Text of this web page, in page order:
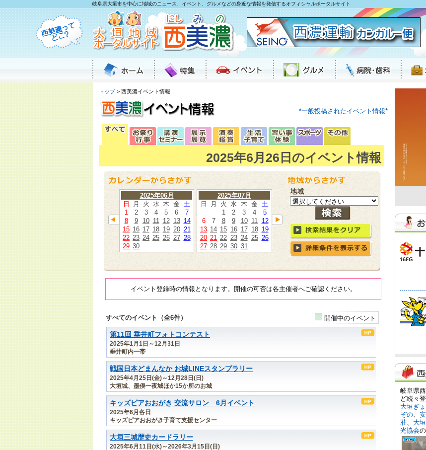
岐阜県大垣市を中心に地域のニュース、イベント、グルメなどの身近な情報を発信するオフィシャルポータルサイト
トップ> 西美濃イベント情報
*一般投稿されたイベント情報*
2025年6月26日のイベント情報
2025年06月
日
月 火 水 木 金 土
1
2 3 4 5 6
7
8
9 10 11 12 13 14
15 16 17 18 19 20 21
22 23 24 25 26 27 28
29 30
2025年07月
日
月 火 水 木 金 土
1
2 3 4
5
6
7 8 9 10 11 12
13 14 15 16 17 18 19
20 21 22 23 24 25 26
27 28 29 30 31
地域
イベント登録時の情報となります。開催の可否は各主催者へご確認ください。
すべてのイベント（全6件） 開催中のイベント
第11回 垂井町フォトコンテスト
2025年1月1日～12月31日
垂井町内一帯
戦国日本どまんなか お城LINEスタンプラリー
2025年4月25日(金)～12月28日(日)
大垣城、墨俣一夜城ほか15か所のお城
キッズピアおおがき 交流サロン 6月イベント
2025年6月各日
キッズピアおおがき子育て支援センター
大垣三城歴史カードラリー
2025年6月11日(水)～2026年3月15日(日)